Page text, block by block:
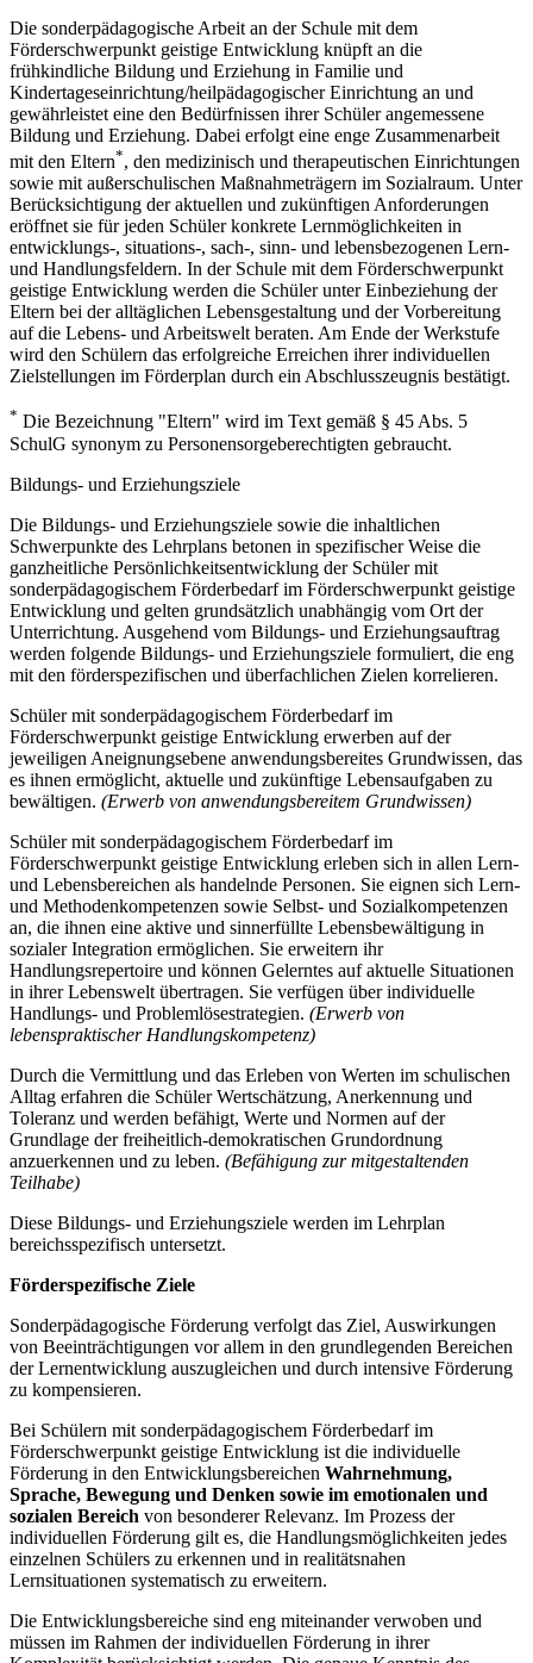
Die sonderpädagogische Arbeit an der Schule mit dem
Förderschwerpunkt geistige Entwicklung knüpft an die
frühkindliche Bildung und Erziehung in Familie und
Kindertageseinrichtung/heilpädagogischer Einrichtung an und
gewährleistet eine den Bedürfnissen ihrer Schüler angemessene
Bildung und Erziehung. Dabei erfolgt eine enge Zusammenarbeit
mit den Eltern*, den medizinisch und therapeutischen Einrichtungen
sowie mit außerschulischen Maßnahmeträgern im Sozialraum. Unter
Berücksichtigung der aktuellen und zukünftigen Anforderungen
eröffnet sie für jeden Schüler konkrete Lernmöglichkeiten in
entwicklungs-, situations-, sach-, sinn- und lebensbezogenen Lern-
und Handlungsfeldern. In der Schule mit dem Förderschwerpunkt
geistige Entwicklung werden die Schüler unter Einbeziehung der
Eltern bei der alltäglichen Lebensgestaltung und der Vorbereitung
auf die Lebens- und Arbeitswelt beraten. Am Ende der Werkstufe
wird den Schülern das erfolgreiche Erreichen ihrer individuellen
Zielstellungen im Förderplan durch ein Abschlusszeugnis bestätigt.
* Die Bezeichnung "Eltern" wird im Text gemäß § 45 Abs. 5
SchulG synonym zu Personensorgeberechtigten gebraucht.
Bildungs- und Erziehungsziele
Die Bildungs- und Erziehungsziele sowie die inhaltlichen
Schwerpunkte des Lehrplans betonen in spezifischer Weise die
ganzheitliche Persönlichkeitsentwicklung der Schüler mit
sonderpädagogischem Förderbedarf im Förderschwerpunkt geistige
Entwicklung und gelten grundsätzlich unabhängig vom Ort der
Unterrichtung. Ausgehend vom Bildungs- und Erziehungsauftrag
werden folgende Bildungs- und Erziehungsziele formuliert, die eng
mit den förderspezifischen und überfachlichen Zielen korrelieren.
Schüler mit sonderpädagogischem Förderbedarf im
Förderschwerpunkt geistige Entwicklung erwerben auf der
jeweiligen Aneignungsebene anwendungsbereites Grundwissen, das
es ihnen ermöglicht, aktuelle und zukünftige Lebensaufgaben zu
bewältigen. (Erwerb von anwendungsbereitem Grundwissen)
Schüler mit sonderpädagogischem Förderbedarf im
Förderschwerpunkt geistige Entwicklung erleben sich in allen Lern-
und Lebensbereichen als handelnde Personen. Sie eignen sich Lern-
und Methodenkompetenzen sowie Selbst- und Sozialkompetenzen
an, die ihnen eine aktive und sinnerfüllte Lebensbewältigung in
sozialer Integration ermöglichen. Sie erweitern ihr
Handlungsrepertoire und können Gelerntes auf aktuelle Situationen
in ihrer Lebenswelt übertragen. Sie verfügen über individuelle
Handlungs- und Problemlösestrategien. (Erwerb von
lebenspraktischer Handlungskompetenz)
Durch die Vermittlung und das Erleben von Werten im schulischen
Alltag erfahren die Schüler Wertschätzung, Anerkennung und
Toleranz und werden befähigt, Werte und Normen auf der
Grundlage der freiheitlich-demokratischen Grundordnung
anzuerkennen und zu leben. (Befähigung zur mitgestaltenden
Teilhabe)
Diese Bildungs- und Erziehungsziele werden im Lehrplan
bereichsspezifisch untersetzt.
Förderspezifische Ziele
Sonderpädagogische Förderung verfolgt das Ziel, Auswirkungen
von Beeinträchtigungen vor allem in den grundlegenden Bereichen
der Lernentwicklung auszugleichen und durch intensive Förderung
zu kompensieren.
Bei Schülern mit sonderpädagogischem Förderbedarf im
Förderschwerpunkt geistige Entwicklung ist die individuelle
Förderung in den Entwicklungsbereichen Wahrnehmung,
Sprache, Bewegung und Denken sowie im emotionalen und
sozialen Bereich von besonderer Relevanz. Im Prozess der
individuellen Förderung gilt es, die Handlungsmöglichkeiten jedes
einzelnen Schülers zu erkennen und in realitätsnahen
Lernsituationen systematisch zu erweitern.
Die Entwicklungsbereiche sind eng miteinander verwoben und
müssen im Rahmen der individuellen Förderung in ihrer